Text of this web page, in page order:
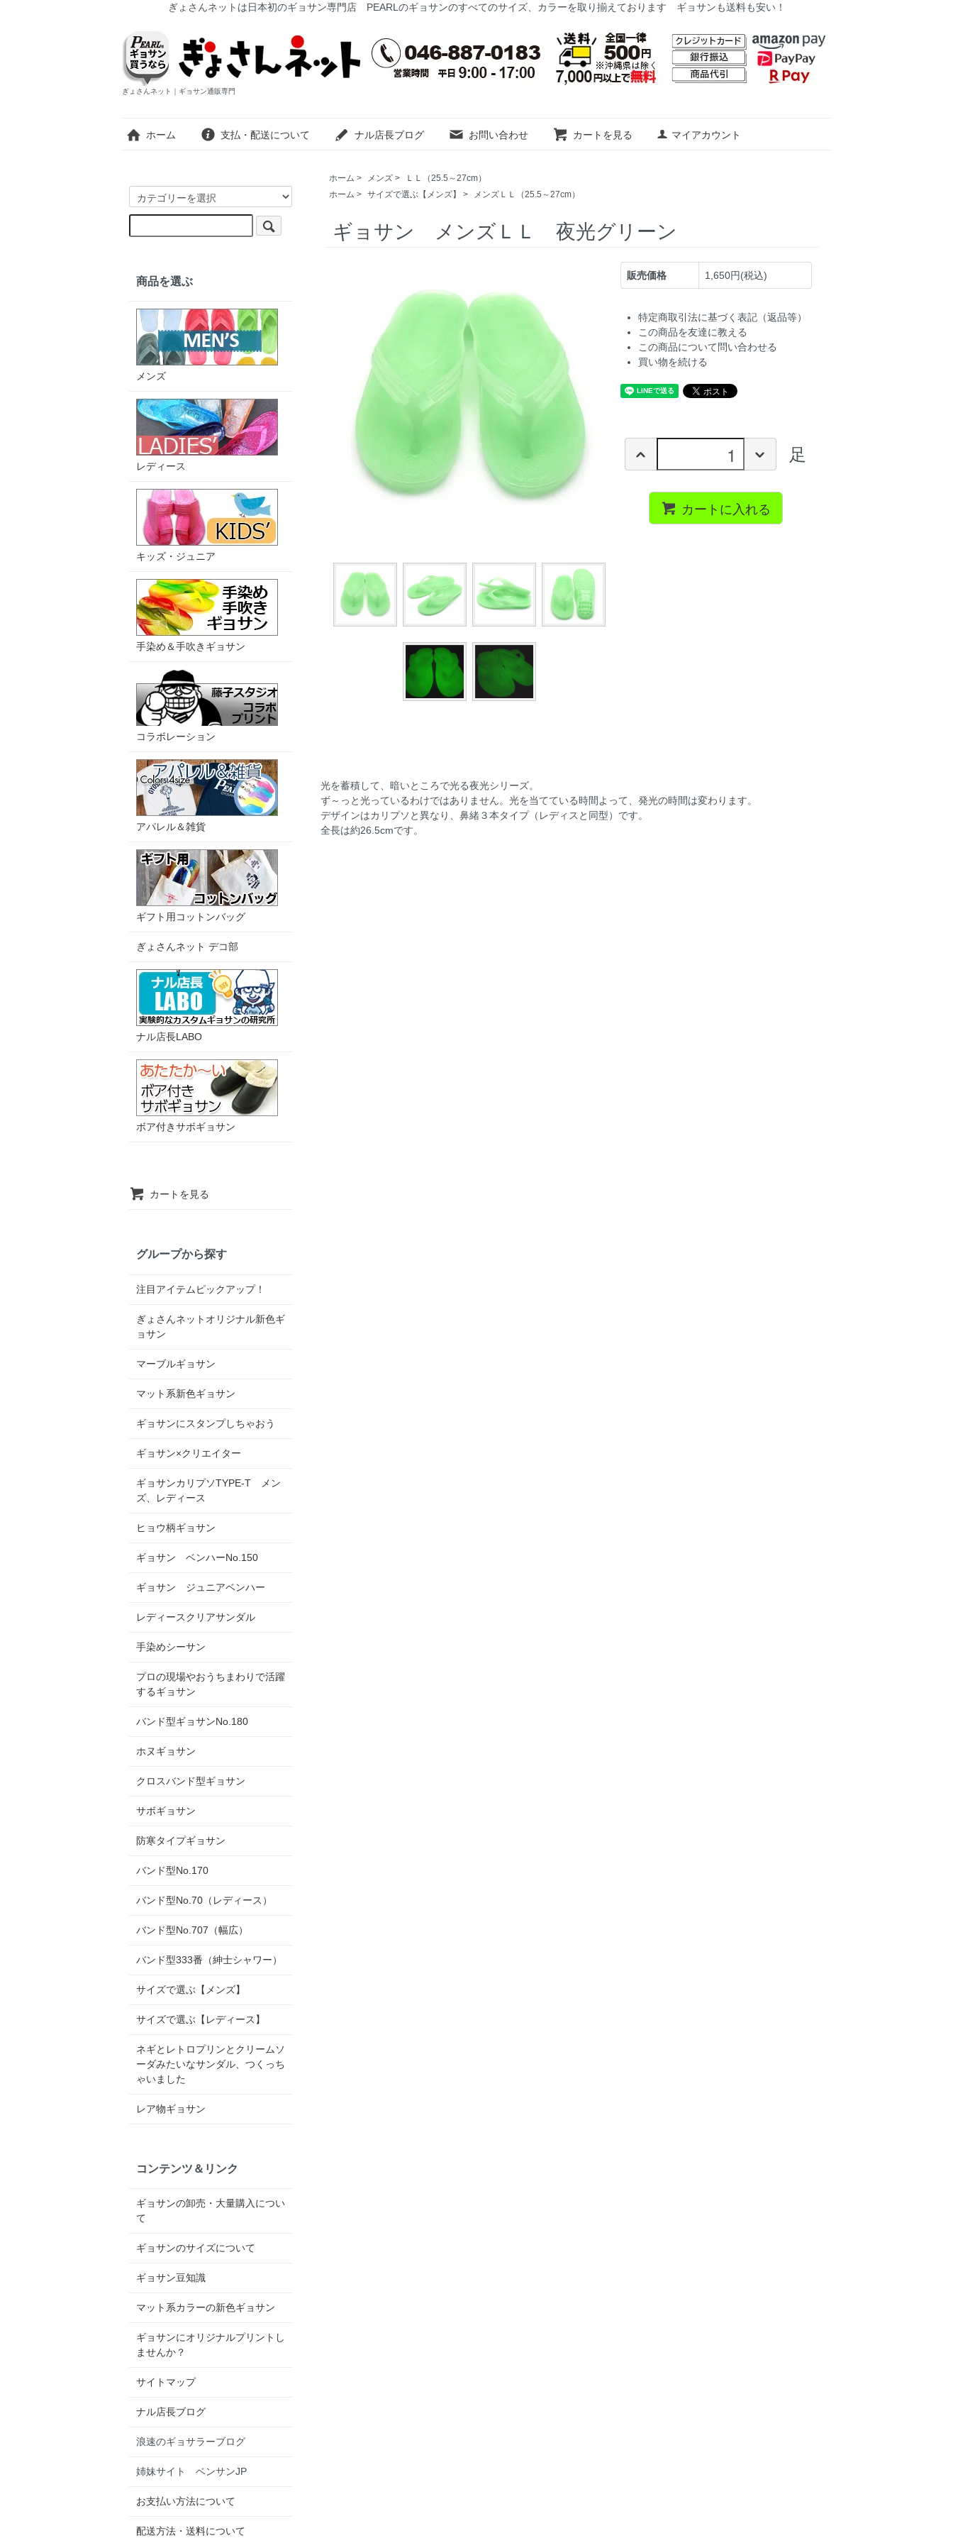
ぎょさんネットは日本初のギョサン専門店 PEARLのギョサンのすべてのサイズ、カラーを取り揃えております ギョサンも送料も安い！
ぎょさんネット｜ギョサン通販専門
ホーム 支払・配送について ナル店長ブログ お問い合わせ カートを見る マイアカウント
ホーム > メンズ >
ＬＬ（25.5～27cm）
ホーム > サイズで選ぶ【メンズ】 > メンズＬＬ（25.5～27cm）
ギョサン メンズＬＬ 夜光グリーン
販売価格 1,650円(税込)
特定商取引法に基づく表記（返品等）
この商品を友達に教える
この商品について問い合わせる
買い物を続ける
足
カートに入れる
光を蓄積して、暗いところで光る夜光シリーズ。
ず～っと光っているわけではありません。光を当てている時間よって、発光の時間は変わります。
デザインはカリプソと異なり、鼻緒３本タイプ（レディスと同型）です。
全長は約26.5cmです。
商品を選ぶ
メンズ
レディース
キッズ・ジュニア
手染め＆手吹きギョサン
コラボレーション
アパレル＆雑貨
ギフト用コットンバッグ
ぎょさんネット デコ部
ナル店長LABO
ボア付きサボギョサン
カートを見る
グループから探す
注目アイテムピックアップ！
ぎょさんネットオリジナル新色ギ
ョサン
マーブルギョサン
マット系新色ギョサン
ギョサンにスタンプしちゃおう
ギョサン×クリエイター
ギョサンカリプソTYPE-T メン
ズ、レディース
ヒョウ柄ギョサン
ギョサン ベンハーNo.150
ギョサン ジュニアベンハー
レディースクリアサンダル
手染めシーサン
プロの現場やおうちまわりで活躍
するギョサン
バンド型ギョサンNo.180
ホヌギョサン
クロスバンド型ギョサン
サボギョサン
防寒タイプギョサン
バンド型No.170
バンド型No.70（レディース）
バンド型No.707（幅広）
バンド型333番（紳士シャワー）
サイズで選ぶ【メンズ】
サイズで選ぶ【レディース】
ネギとレトロプリンとクリームソ
ーダみたいなサンダル、つくっち
ゃいました
レア物ギョサン
コンテンツ＆リンク
ギョサンの卸売・大量購入につい
て
ギョサンのサイズについて
ギョサン豆知識
マット系カラーの新色ギョサン
ギョサンにオリジナルプリントし
ませんか？
サイトマップ
ナル店長ブログ
浪速のギョサラーブログ
姉妹サイト ベンサンJP
お支払い方法について
配送方法・送料について